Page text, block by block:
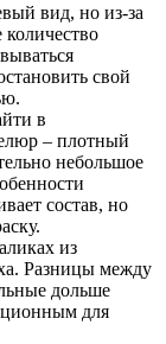
вид, но из-за
свой
в
– плотный
небольшое
состав, но
из
Разницы между
дольше
для